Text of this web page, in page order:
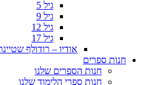
גיל 5
גיל 9
גיל 12
גיל 17
אודיו – רודולף
חנות ספרים
חנות הספרים שלנו
חנות ספרי הלימוד שלנו